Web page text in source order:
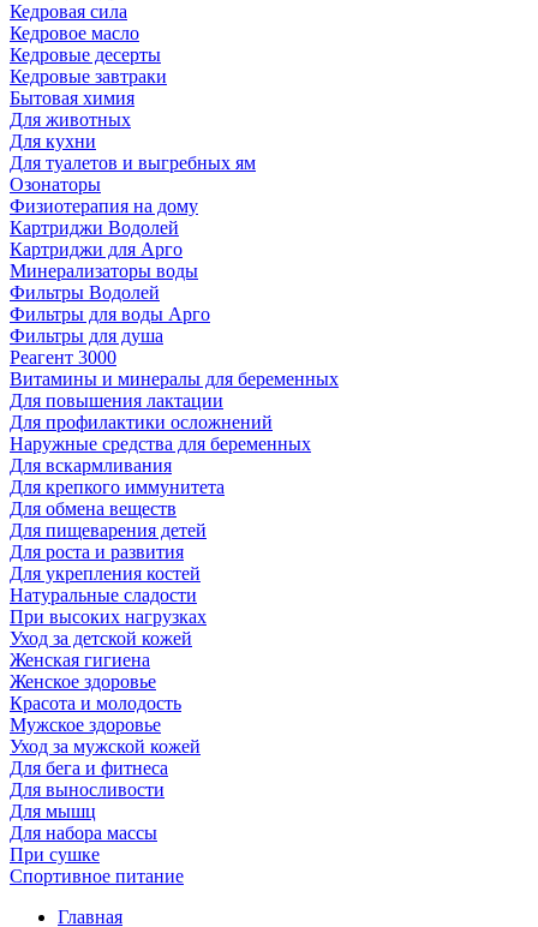
Кедровая сила
Кедровое масло
Кедровые десерты
Кедровые завтраки
Бытовая химия
Для животных
Для кухни
Для туалетов и выгребных ям
Озонаторы
Физиотерапия на дому
Картриджи Водолей
Картриджи для Арго
Минерализаторы воды
Фильтры Водолей
Фильтры для воды Арго
Фильтры для душа
Реагент 3000
Витамины и минералы для беременных
Для повышения лактации
Для профилактики осложнений
Наружные средства для беременных
Для вскармливания
Для крепкого иммунитета
Для обмена веществ
Для пищеварения детей
Для роста и развития
Для укрепления костей
Натуральные сладости
При высоких нагрузках
Уход за детской кожей
Женская гигиена
Женское здоровье
Красота и молодость
Мужское здоровье
Уход за мужской кожей
Для бега и фитнеса
Для выносливости
Для мышц
Для набора массы
При сушке
Спортивное питание
Главная